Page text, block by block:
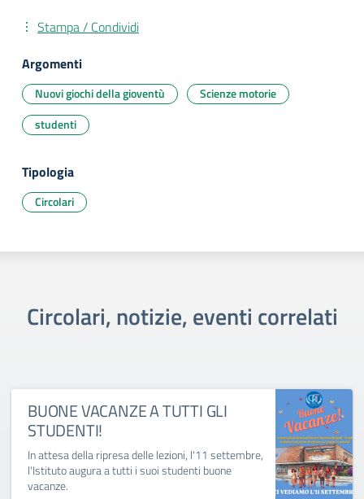
Stampa / Condividi
Argomenti
Nuovi giochi della gioventù
Scienze motorie
studenti
Tipologia
Circolari
Circolari, notizie, eventi correlati
BUONE VACANZE A TUTTI GLI
STUDENTI!
In attesa della ripresa delle lezioni, l'11 settembre,
l'Istituto augura a tutti i suoi studenti buone
vacanze.